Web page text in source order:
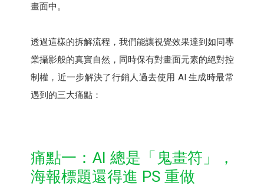
畫面中。
透過這樣的拆解流程，我們能讓視覺效果達到如同專
業攝影般的真實自然，同時保有對畫面元素的絕對控
制權，近一步解決了行銷人過去使用 AI 生成時最常
遇到的三大痛點：
痛點一：AI 總是「鬼畫符」，
海報標題還得進 PS 重做